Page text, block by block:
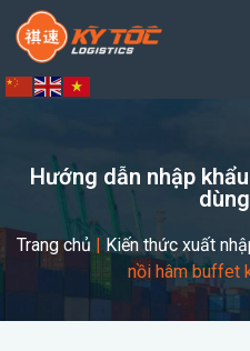
Hướng dẫn nhập
Trang chủ | Kiến thức xuất
nồi hâm buffet